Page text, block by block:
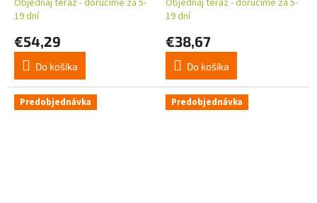
Objednaj teraz - doručíme za 5-
19 dní
€54,29
Do košíka
Objednaj teraz - doručíme za 5-
19 dní
€38,67
Do košíka
Predobjednávka Predobjednávka